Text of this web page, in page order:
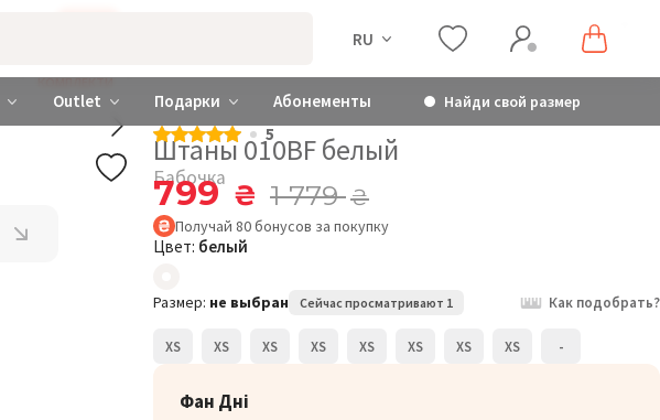
RU
Outlet Подарки Абонементы Найди свой размер
КОМПЛЕКТИ
5
Штаны 010BF белый
Бабочка
799 ₴ 1 779₴
Получай 80бонусов за покупку
Цвет: белый
Размер: не выбран Сейчас просматривают 1 Как подобрать?
XS XS XS XS XS XS XS XS -
Фан Дні